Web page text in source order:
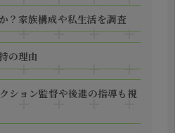
？家族構成や私生活を調査
の理由
ション監督や後進の指導も視